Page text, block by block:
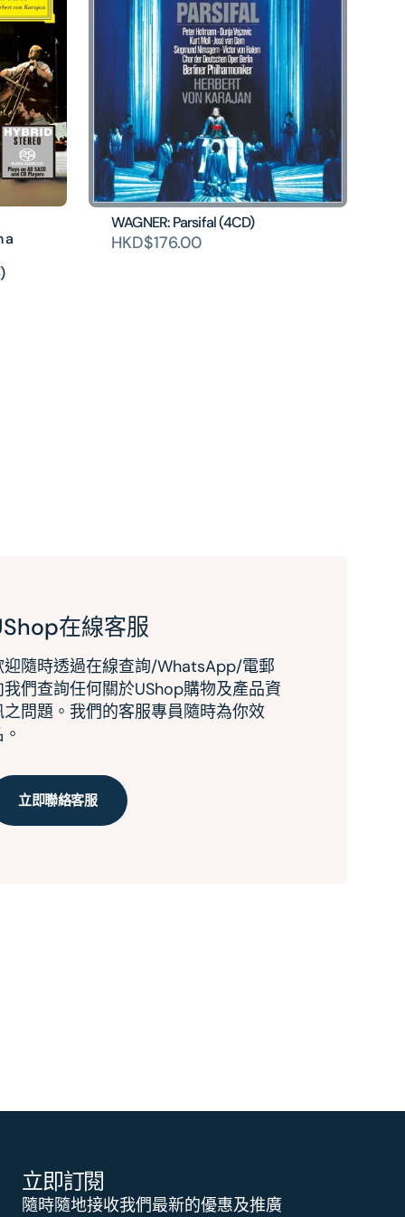
a
WAGNER: Parsifal (4CD)
HKD$176.00
在線客服
迎隨時透過在線查詢/WhatsApp/電郵
我們查詢任何關於UShop購物及產品資
之問題。我們的客服專員隨時為你效
立即聯絡客服
立即訂閱
隨時隨地接收我們最新的優惠及推廣